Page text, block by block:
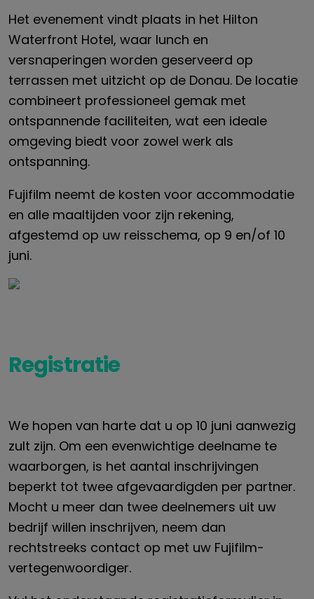
Het evenement vindt plaats in het Hilton
Waterfront Hotel, waar lunch en
versnaperingen worden geserveerd op
terrassen met uitzicht op de Donau. De locatie
combineert professioneel gemak met
ontspannende faciliteiten, wat een ideale
omgeving biedt voor zowel werk als
ontspanning.
Fujifilm neemt de kosten voor accommodatie
en alle maaltijden voor zijn rekening,
afgestemd op uw reisschema, op 9 en/of 10
juni.
Registratie
We hopen van harte dat u op 10 juni aanwezig
zult zijn. Om een evenwichtige deelname te
waarborgen, is het aantal inschrijvingen
beperkt tot twee afgevaardigden per partner.
Mocht u meer dan twee deelnemers uit uw
bedrijf willen inschrijven, neem dan
rechtstreeks contact op met uw Fujifilm-
vertegenwoordiger.